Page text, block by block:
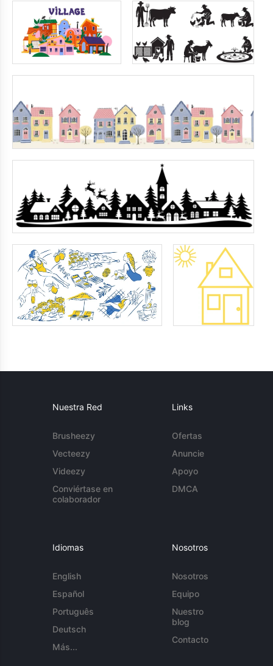
Nuestra Red
Brusheezy
Vecteezy
Videezy
Conviértase en
colaborador
Links
Ofertas
Anuncie
Apoyo
DMCA
Idiomas
English
Español
Português
Deutsch
Más...
Nosotros
Nosotros
Equipo
Nuestro
blog
Contacto